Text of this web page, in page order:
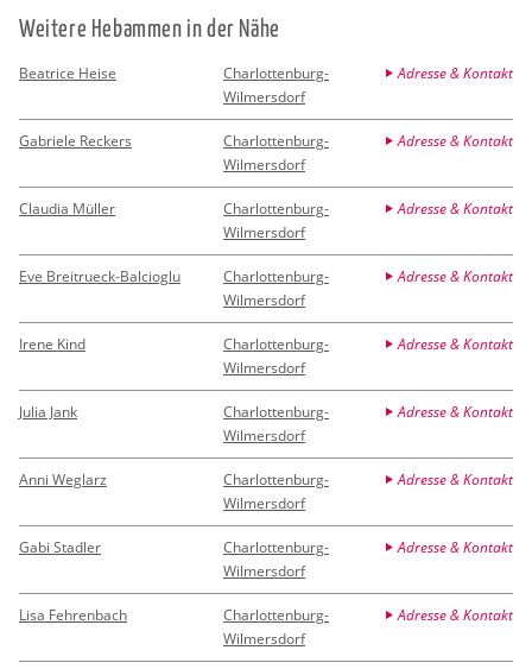
Wei­te­re Heb­am­men in der Nähe
Beatrice Heise
Charlottenburg-
Wilmersdorf
Adresse & Kontakt
Gabriele Reckers
Charlottenburg-
Wilmersdorf
Adresse & Kontakt
Claudia Müller
Charlottenburg-
Wilmersdorf
Adresse & Kontakt
Eve Breitrueck-Balcioglu
Charlottenburg-
Wilmersdorf
Adresse & Kontakt
Irene Kind
Charlottenburg-
Wilmersdorf
Adresse & Kontakt
Julia Jank
Charlottenburg-
Wilmersdorf
Adresse & Kontakt
Anni Weglarz
Charlottenburg-
Wilmersdorf
Adresse & Kontakt
Gabi Stadler
Charlottenburg-
Wilmersdorf
Adresse & Kontakt
Lisa Fehrenbach
Charlottenburg-
Wilmersdorf
Adresse & Kontakt